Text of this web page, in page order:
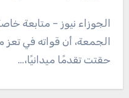
الجوزاء نيوز – متابعة خاصة أعلن الجيش الوطني، مساء
الجمعة، أن قواته في تعز
حقتت تقدمًا ميدانيًا،…